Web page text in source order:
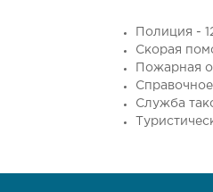
Полиция -
Скорая
Пожарная
Служба